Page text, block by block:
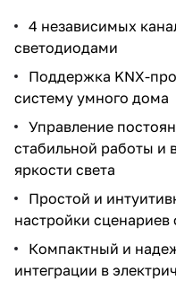
4 независимых
светодиодами
Поддержка KNX-
систему умного дома
Управление
стабильной работы и
яркости света
Простой и
настройки сценариев
Компактный и
интеграции в